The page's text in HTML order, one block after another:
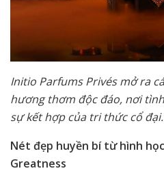
Initio Parfums Privés mở ra
hương thơm độc đáo, nơi
sự kết hợp của tri thức cổ đại.
Nét đẹp huyền bí từ hình
Greatness